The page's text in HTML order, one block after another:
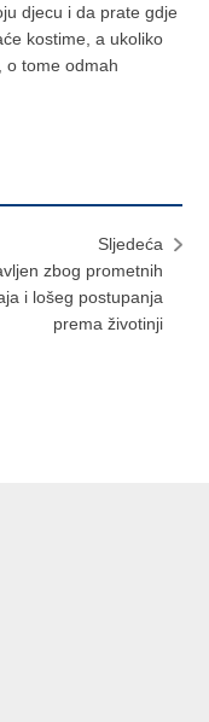
djecu i da prate gdje
kostime, a ukoliko
o tome odmah
Sljedeća
zbog prometnih
i lošeg postupanja
prema životinji